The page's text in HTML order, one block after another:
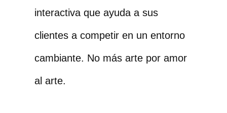
interactiva que ayuda a sus
clientes a competir en un entorno
cambiante. No más arte por amor
al arte.